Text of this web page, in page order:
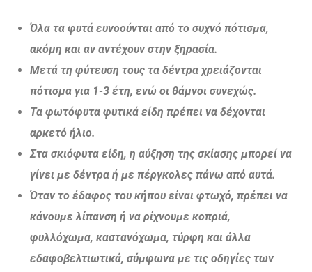
Όλα τα φυτά ευνοούνται από το συχνό πότισμα,
ακόμη και αν αντέχουν στην ξηρασία.
Μετά τη φύτευση τους τα δέντρα χρειάζονται
πότισμα για 1-3 έτη, ενώ οι θάμνοι συνεχώς.
Τα φωτόφυτα φυτικά είδη πρέπει να δέχονται
αρκετό ήλιο.
Στα σκιόφυτα είδη, η αύξηση της σκίασης μπορεί να
γίνει με δέντρα ή με πέργκολες πάνω από αυτά.
Όταν το έδαφος του κήπου είναι φτωχό, πρέπει να
κάνουμε λίπανση ή να ρίχνουμε κοπριά,
φυλλόχωμα, καστανόχωμα, τύρφη και άλλα
εδαφοβελτιωτικά, σύμφωνα με τις οδηγίες των